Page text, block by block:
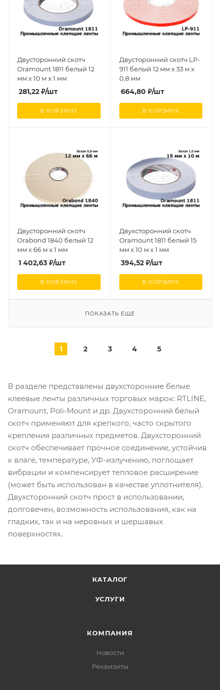
Двусторонний скотч
Oramount 1811 белый 12
мм х 10 м х 1 мм
281,22 ₽/шт
В КОРЗИНУ
Двусторонний скотч LP-
911 белый 12 мм х 33 м х
0,8 мм
664,80 ₽/шт
В КОРЗИНУ
Двусторонний скотч
Orabond 1840 белый 12
мм х 66 м х 1 мм
1 402,63 ₽/шт
В КОРЗИНУ
Двухсторонний скотч
Oramount 1811 белый 15
мм х 10 м х 1 мм
394,52₽/шт
В КОРЗИНУ
ПОКАЗАТЬ ЕЩЕ
1 2 3 4 5
В разделе представлены двухсторонние белые
клеевые ленты различных торговых марок: RTLINE,
Oramount, Poli-Mount и др. Двухсторонний белый
скотч применяют для крепкого, часто скрытого
крепления различных предметов. Двухсторонний
скотч обеспечивает прочное соединение, устойчив
к влаге, температуре, УФ-излучению, поглощает
вибрации и компенсирует тепловое расширение
(может быть использован в качестве уплотнителя).
Двухсторонний скотч прост в использовании,
долговечен, возможность использования, как на
гладких, так и на неровных и шершавых
поверхностях.
КАТАЛОГ
УСЛУГИ
КОМПАНИЯ
Новости
Реквизиты